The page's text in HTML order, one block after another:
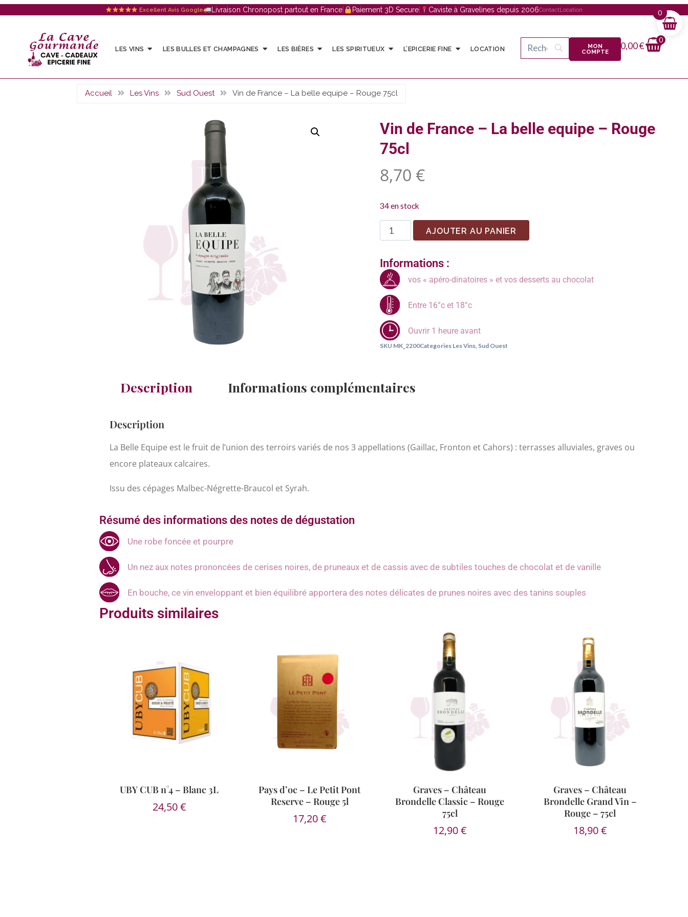
Excellent Avis Google Livraison Chronopost partout en France| Paiement 3D Secure| Caviste à Gravelines depuis 2006ContactLocation
LES VINS LES BULLES ET CHAMPAGNES LES BIÈRES LES SPIRITUEUX L’EPICERIE FINE LOCATION MON
COMPTE
0,00€
0
Accueil Les Vins Sud Ouest Vin de France – La belle equipe – Rouge 75cl
Vin de France – La belle equipe – Rouge
75cl
8,70 €
34 en stock
AJOUTER AU PANIER
Informations :
vos « apéro-dinatoires » et vos desserts au chocolat
Entre 16°c et 18°c
Ouvrir 1 heure avant
SKU MK_2200Categories Les Vins, Sud Ouest
Description Informations complémentaires
Description
La Belle Equipe est le fruit de l’union des terroirs variés de nos 3 appellations (Gaillac, Fronton et Cahors) : terrasses alluviales, graves ou
encore plateaux calcaires.
Issu des cépages Malbec-Négrette-Braucol et Syrah.
Résumé des informations des notes de dégustation
Une robe foncée et pourpre
Un nez aux notes prononcées de cerises noires, de pruneaux et de cassis avec de subtiles touches de chocolat et de vanille
En bouche, ce vin enveloppant et bien équilibré apportera des notes délicates de prunes noires avec des tanins souples
Produits similaires
UBY CUB n°4 – Blanc 3L
24,50€
Pays d’oc – Le Petit Pont
Reserve – Rouge 5l
17,20€
Graves – Château
Brondelle Classic – Rouge
75cl
12,90€
Graves – Château
Brondelle Grand Vin –
Rouge – 75cl
18,90€
0